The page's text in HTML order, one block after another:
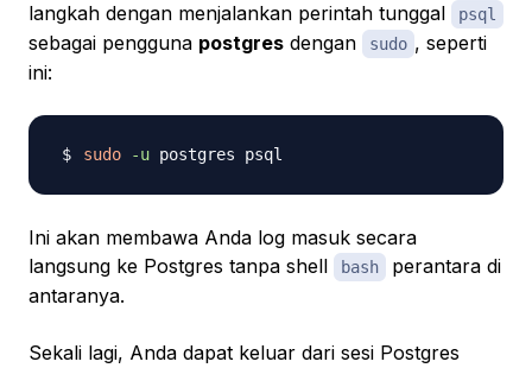
langkah dengan menjalankan perintah tunggal
psql
sebagai pengguna postgres dengan sudo , seperti
ini:
sudo -u
Ini akan membawa Anda log masuk secara
langsung ke Postgres tanpa shell
bash
perantara di
antaranya.
Sekali lagi, Anda dapat keluar dari sesi Postgres